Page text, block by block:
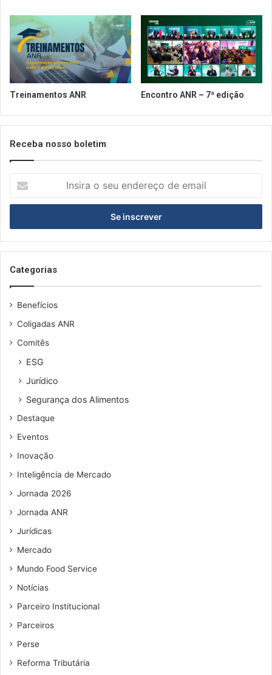
Treinamentos ANR Encontro ANR – 7ª edição
Receba nosso boletim
seu
de
email
Categorias
Benefícios
Coligadas ANR
Comitês
ESG
Jurídico
Segurança dos Alimentos
Destaque
Eventos
Inovação
Inteligência de Mercado
Jornada 2026
Jornada ANR
Jurídicas
Mercado
Mundo Food Service
Notícias
Parceiro Institucional
Parceiros
Perse
Reforma Tributária